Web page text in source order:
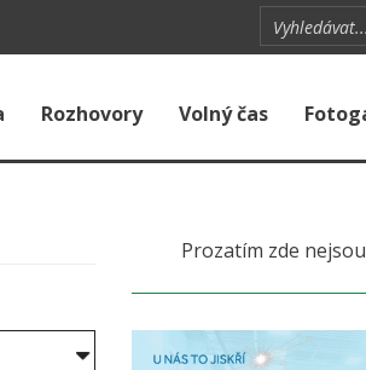
Rozhovory Volný čas
Prozatím zde